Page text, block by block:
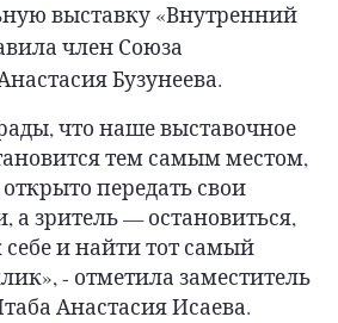
выставку «Внутренний
член Союза
Бузунеева.
что наше выставочное
тем самым местом,
передать свои
а зритель — остановиться,
и найти тот самый
- отметила заместитель
Анастасия Исаева.